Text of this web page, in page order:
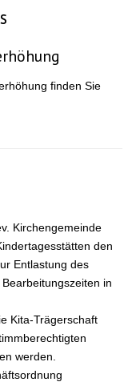
finden Sie
Kirchengemeinde
den
Entlastung des
in
Kita-Trägerschaft
werden.